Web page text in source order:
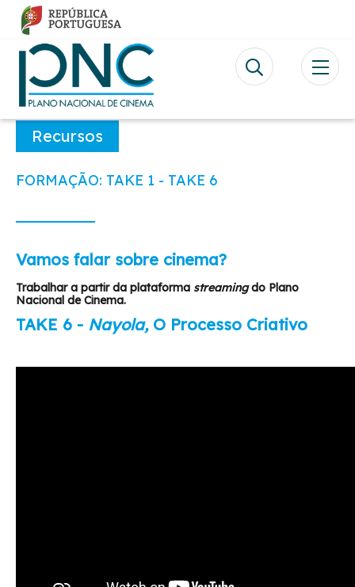
Passar
conteúdo
Recursos
FORMAÇÃO: TAKE 1 - TAKE 6
Vamos falar sobre cinema?
Trabalhar a partir da plataforma streamingdo Plano
Nacional de Cinema.
TAKE 6 - Nayola,O Processo Criativo